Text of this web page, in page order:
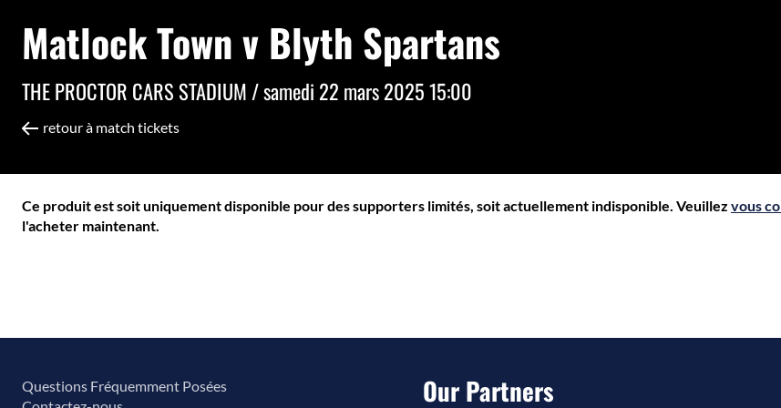
Matlock Town v Blyth Spartans
THE PROCTOR CARS STADIUM /samedi 22 mars 2025 15:00
retour à match tickets
Ce produit est soit uniquement disponible pour des supporters limités, soit actuellement indisponible. Veuillez vous
l'acheter maintenant.
Questions Fréquemment Posées
Our Partners